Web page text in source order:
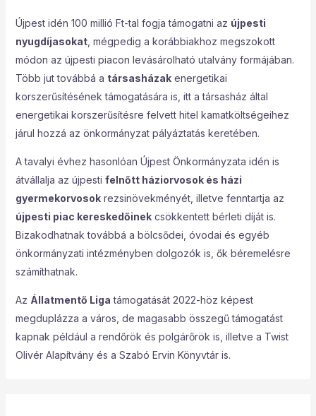
Újpest idén 100 millió Ft-tal fogja támogatni az újpesti
nyugdíjasokat, mégpedig a korábbiakhoz megszokott
módon az újpesti piacon levásárolható utalvány formájában.
Több jut továbbá a társasházakenergetikai
korszerűsítésének támogatására is, itt a társasház által
energetikai korszerűsítésre felvett hitel kamatköltségeihez
járul hozzá az önkormányzat pályáztatás keretében.
A tavalyi évhez hasonlóan Újpest Önkormányzata idén is
átvállalja az újpesti felnőtt háziorvosok és házi
gyermekorvosokrezsinövekményét, illetve fenntartja az
újpesti piac kereskedőinekcsökkentett bérleti díját is.
Bizakodhatnak továbbá a bölcsődei, óvodai és egyéb
önkormányzati intézményben dolgozók is, ők béremelésre
számíthatnak.
Az Állatmentő Liga támogatását 2022-höz képest
megduplázza a város, de magasabb összegű támogatást
kapnak például a rendőrök és polgárőrök is, illetve a Twist
Olivér Alapítvány és a Szabó Ervin Könyvtár is.